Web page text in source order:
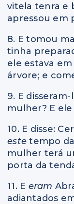
vitela tenra e
apressou em
8. E tomou
tinha
ele estava
árvore; e
9. E
mulher? E ele
10. E disse:
estetempo
mulher terá
porta da
11. E eram
adiantados